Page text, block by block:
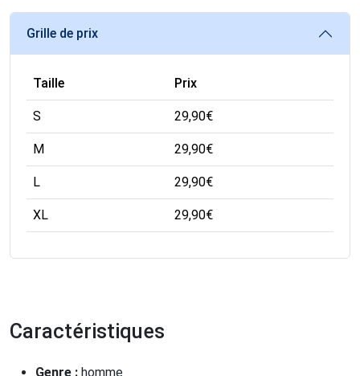
Grille de prix
Taille Prix
S 29,90€
M 29,90€
L 29,90€
XL 29,90€
Caractéristiques
Genre : homme